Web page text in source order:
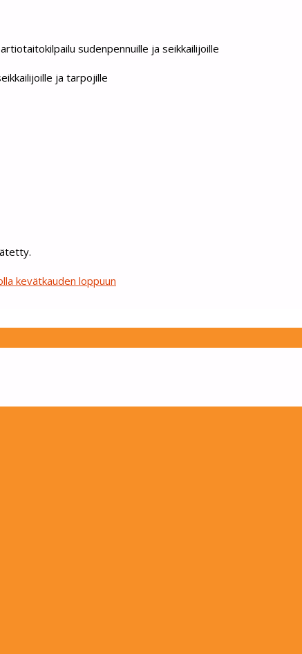
sudenpennuille ja seikkailijoille
ja tarpojille
kevätkauden loppuun